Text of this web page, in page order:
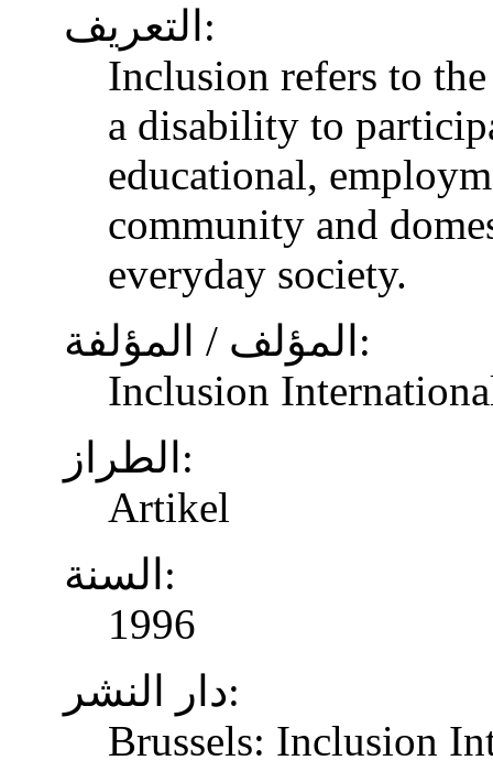
التعريف:
Inclusion refers to
a disability to
educational,
community and
everyday society.
المؤلف / المؤلفة:
Inclusion
الطراز:
Artikel
السنة:
1996
دار النشر:
Brussels: Inclusion